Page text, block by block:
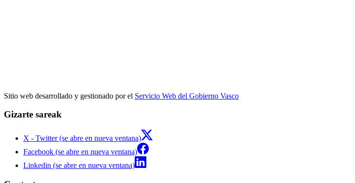
Sitio web desarrollado y gestionado por el Servicio Web del Gobierno Vasco
Gizarte sareak
X - Twitter (se abre en nueva ventana)
Facebook (se abre en nueva ventana)
Linkedin (se abre en nueva ventana)